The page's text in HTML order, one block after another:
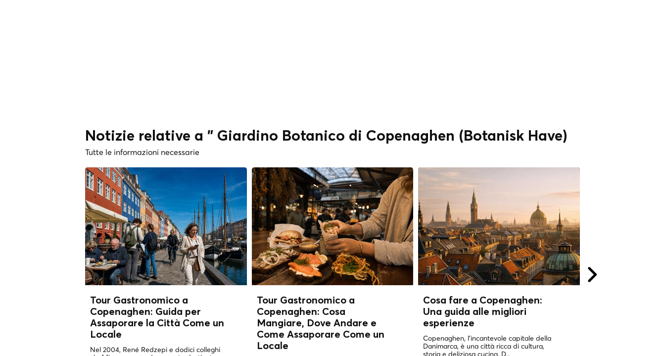
Notizie relative a " Giardino Botanico di Copenaghen (Botanisk Have)
Tutte le informazioni necessarie
Tour Gastronomico a
Copenaghen: Guida per
Assaporare la Città Come un
Locale
Nel 2004, René Redzepi e dodici colleghi
Tour Gastronomico a
Copenaghen: Cosa
Mangiare, Dove Andare e
Come Assaporare Come un
Locale
Cosa fare a Copenaghen:
Una guida alle migliori
esperienze
Copenaghen, l'incantevole capitale della
Danimarca, è una città ricca di cultura,